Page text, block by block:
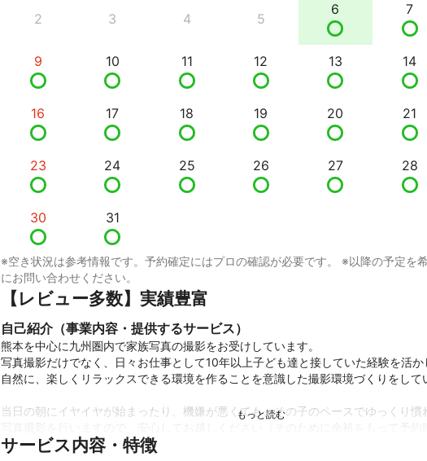
2 3 4 5
6 7
9 10 11 12 13 14
16 17 18 19 20 21
23 24 25 26 27 28
30 31
※空き状況は参考情報です。予約確定にはプロの確認が必要です。 ※以降の予定を
にお問い合わせください。
【レビュー多数】実績豊富
自己紹介（事業内容・提供するサービス）
熊本を中心に九州圏内で家族写真の撮影をお受けしています。
写真撮影だけでなく、日々お仕事として10年以上子ども達と接していた経験を活
自然に、楽しくリラックスできる環境を作ることを意識した撮影環境づくりをして
当日の朝にイヤイヤが始まったり、機嫌が悪くても、その子のペースでゆっくり慣
す）
サービス内容・特徴